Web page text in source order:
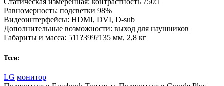
Статическая измеренная: контрастность 750:1
Равномерность: подсветки 98%
Видеоинтерфейсы: HDMI, DVI, D-sub
Дополнительные возможности: выход для наушников
Габариты и масса: 511?399?135 мм, 2,8 кг
Теги:
LG монитор